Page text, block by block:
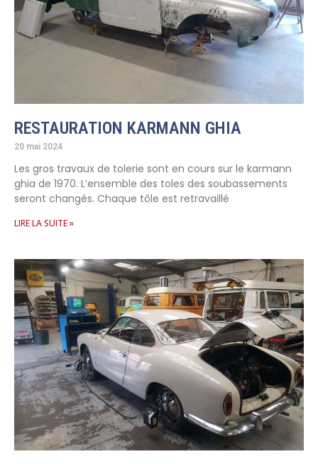
RESTAURATION KARMANN GHIA
20 mai 2024
Les gros travaux de tolerie sont en cours sur le karmann
ghia de 1970. L’ensemble des toles des soubassements
seront changés. Chaque tôle est retravaillé
LIRE LA SUITE »